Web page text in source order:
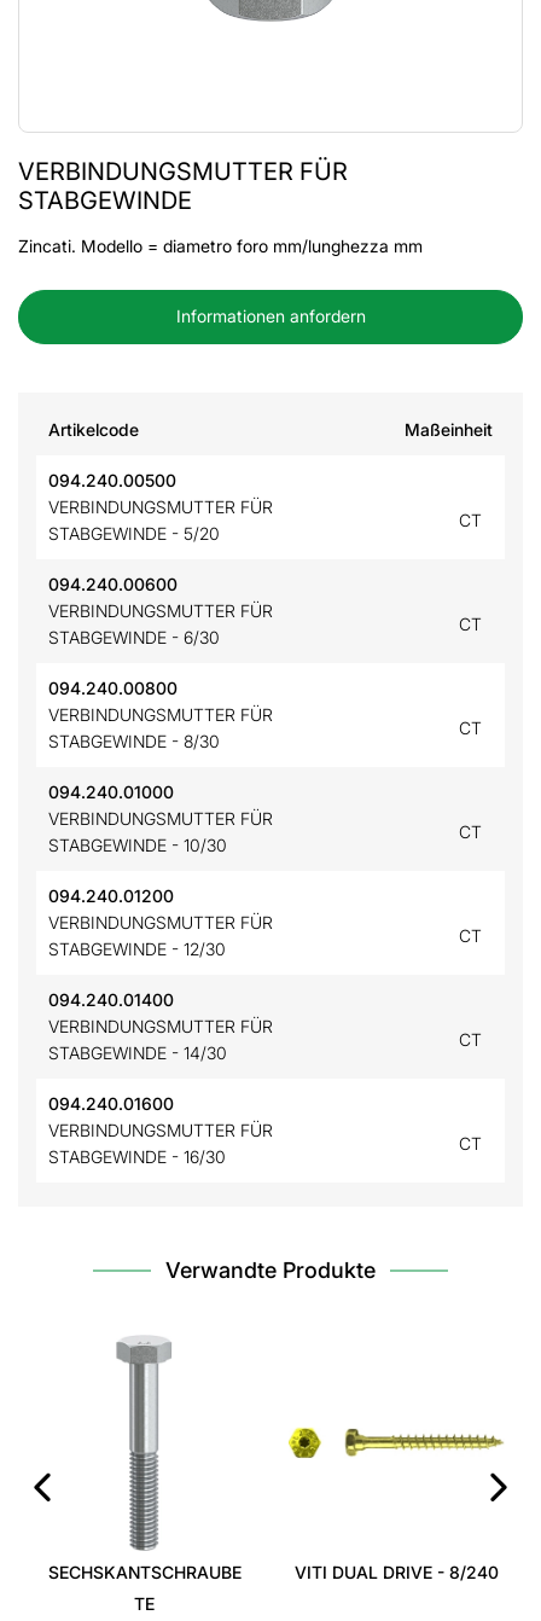
VERBINDUNGSMUTTER FÜR
STABGEWINDE
Zincati. Modello = diametro foro mm/lunghezza mm
Informationen anfordern
Artikelcode Maßeinheit
094.240.00500
VERBINDUNGSMUTTER FÜR
STABGEWINDE - 5/20
CT
094.240.00600
VERBINDUNGSMUTTER FÜR
STABGEWINDE - 6/30
CT
094.240.00800
VERBINDUNGSMUTTER FÜR
STABGEWINDE - 8/30
CT
094.240.01000
VERBINDUNGSMUTTER FÜR
STABGEWINDE - 10/30
CT
094.240.01200
VERBINDUNGSMUTTER FÜR
STABGEWINDE - 12/30
CT
094.240.01400
VERBINDUNGSMUTTER FÜR
STABGEWINDE - 14/30
CT
094.240.01600
VERBINDUNGSMUTTER FÜR
STABGEWINDE - 16/30
CT
Verwandte Produkte
SECHSKANTSCHRAUBE
TE
VITI DUAL DRIVE - 8/240